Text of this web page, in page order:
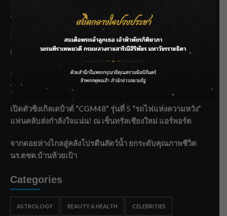
ลุยไม่หยุด!! กรมชลฯ เร่งเคลียร์ผักตบชวา-ติดตั้งเครื่องสูบน้ำ
ทั่วไทย
“BILLKIN” สร้างความภาคภูมิใจ คว้ารางวัลใหญ่ Weibo
Malaysia พร้อมโชว์สุดประทับใจ
“สุริยะ” สั่งกรมชลฯ เฝ้าระวังน้ำ 24 ชม. รับมือฝนสิงหาคม
บริหารเชิงรุกลดเสี่ยงน้ำท่วม
เปิดตัวซิงเกิลเดบิวต์ “CGM48” รุ่นที่ 5 “รถไฟแห่งความหวัง”
แฟนคลับส่งกำลังใจแน่น! ณ เซ็นทรัลเชียงใหม่ แอร์พอร์ต
จากดอยห่างไกลสู่คลังโปรตีนสัตว์น้ำ ยกระดับคุณภาพชีวิต
นร.ตชด.บ้านห้วยเป้า
Categories
ASTROLOGY BEAUTY & HEALTH CELEBRITIES